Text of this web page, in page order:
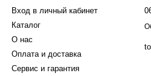
Вход в личный кабинет
Каталог
О нас
Оплата и доставка
Сервис и гарантия